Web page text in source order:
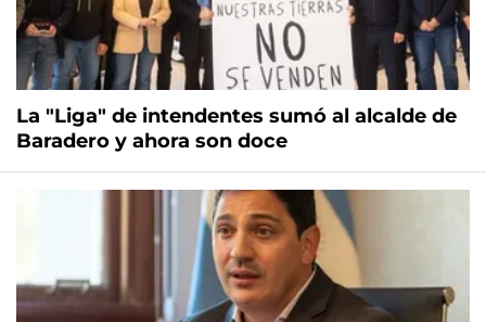
La "Liga" de intendentes sumó al alcalde de
Baradero y ahora son doce